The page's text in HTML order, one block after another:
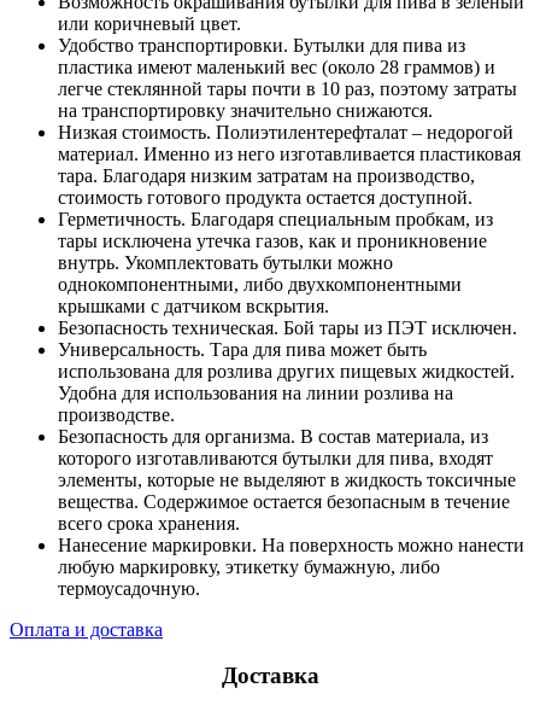
или коричневый цвет.
Удобство транспортировки. Бутылки для пива из
пластика имеют маленький вес (около 28 граммов) и
легче стеклянной тары почти в 10 раз, поэтому затраты
на транспортировку значительно снижаются.
Низкая стоимость. Полиэтилентерефталат – недорогой
материал. Именно из него изготавливается пластиковая
тара. Благодаря низким затратам на производство,
стоимость готового продукта остается доступной.
Герметичность. Благодаря специальным пробкам, из
тары исключена утечка газов, как и проникновение
внутрь. Укомплектовать бутылки можно
однокомпонентными, либо двухкомпонентными
крышками с датчиком вскрытия.
Безопасность техническая. Бой тары из ПЭТ исключен.
Универсальность. Тара для пива может быть
использована для розлива других пищевых жидкостей.
Удобна для использования на линии розлива на
производстве.
Безопасность для организма. В состав материала, из
которого изготавливаются бутылки для пива, входят
элементы, которые не выделяют в жидкость токсичные
вещества. Содержимое остается безопасным в течение
всего срока хранения.
Нанесение маркировки. На поверхность можно нанести
любую маркировку, этикетку бумажную, либо
термоусадочную.
Оплата и доставка
Доставка